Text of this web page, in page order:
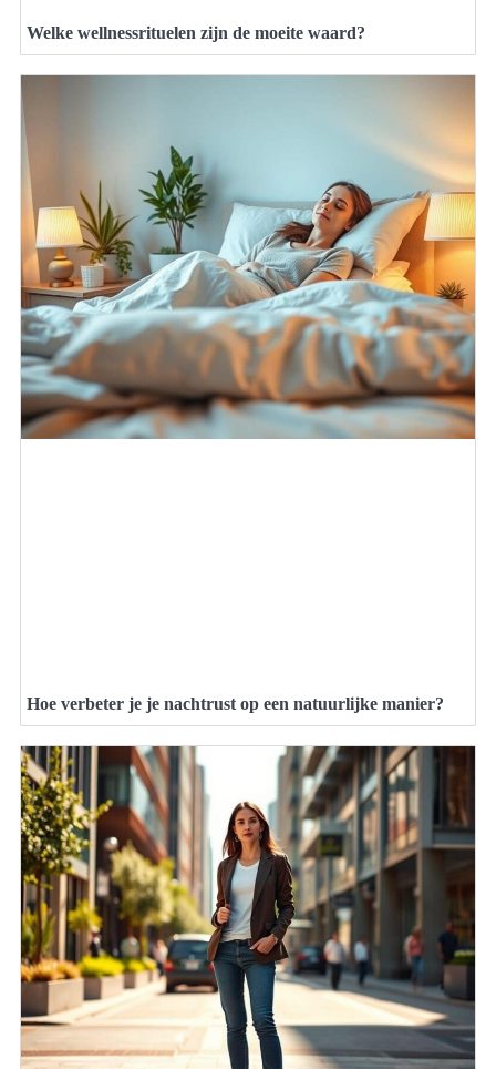
Welke wellnessrituelen zijn de moeite waard?
Hoe verbeter je je nachtrust op een natuurlijke manier?